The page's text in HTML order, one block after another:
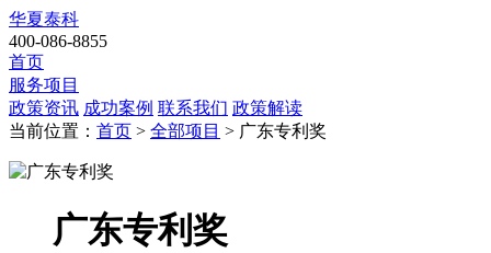
华夏泰科
400-086-8855
首页
服务项目
政策资讯 成功案例 联系我们 政策解读
当前位置： 首页 > 全部项目 > 广东专利奖
广东专利奖